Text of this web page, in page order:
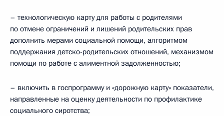
– технологическую карту для работы с родителями
по отмене ограничений и лишений родительских прав
дополнить мерами социальной помощи, алгоритмом
поддержания детско-родительских отношений, механизмом
помощи по работе с алиментной задолженностью;
– включить в госпрограмму и «дорожную карту» показатели,
направленные на оценку деятельности по профилактике
социального сиротства;